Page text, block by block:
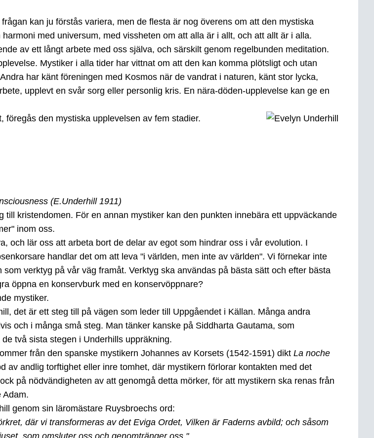
kan ju förstås variera, men de flesta är nog överens om att den mystiska
med universum, med vissheten om att alla är i allt, och att allt är i alla.
av ett långt arbete med oss själva, och särskilt genom regelbunden meditation.
Mystiker i alla tider har vittnat om att den kan komma plötsligt och utan
har känt föreningen med Kosmos när de vandrat i naturen, känt stor lycka,
upplevt en svår sorg eller personlig kris. En nära-döden-upplevelse kan ge en
den mystiska upplevelsen av fem stadier.
(E.Underhill 1911)
kristendomen. För en annan mystiker kan den punkten innebära ett uppväckande
inom oss.
och lär oss att arbeta bort de delar av egot som hindrar oss i vår evolution. I
handlar det om att leva "i världen, men inte av världen". Vi förnekar inte
verktyg på vår väg framåt. Verktyg ska användas på bästa sätt och efter bästa
öppna en konservburk med en konservöppnare?
mystiker.
det är ett steg till på vägen som leder till Uppgåendet i Källan. Många andra
och i många små steg. Man tänker kanske på Siddharta Gautama, som
två sista stegen i Underhills uppräkning.
från den spanske mystikern Johannes av Korsets (1542-1591) dikt La noche
av andlig torftighet eller inre tomhet, där mystikern förlorar kontakten med det
på nödvändigheten av att genomgå detta mörker, för att mystikern ska renas från
Adam.
genom sin läromästare Ruysbroechs ord:
där vi transformeras av det Eviga Ordet, Vilken är Faderns avbild; och såsom
som omsluter oss och genomtränger oss."